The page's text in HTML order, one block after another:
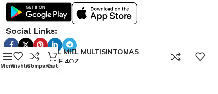
Social Links:
TUKOL MIEL MULTISINTOMAS
NOCHE 4OZ.
MenuWishlistCompare
0
Cart